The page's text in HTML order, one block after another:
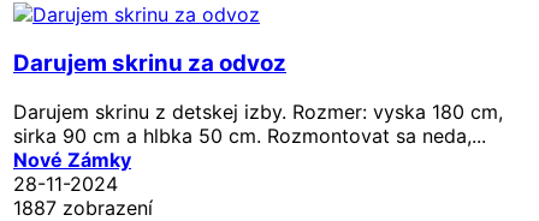
Darujem skrinu za odvoz
Darujem skrinu z detskej izby. Rozmer: vyska 180 cm,
sirka 90 cm a hlbka 50 cm. Rozmontovat sa neda,...
Nové Zámky
28-11-2024
1887 zobrazení